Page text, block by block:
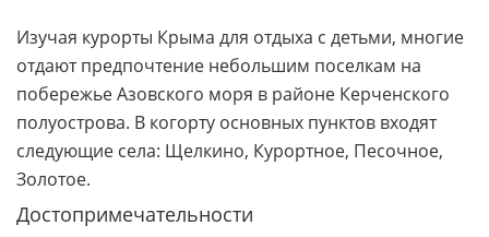
Изучая курорты Крыма для отдыха с детьми, многие
отдают предпочтение небольшим поселкам на
побережье Азовского моря в районе Керченского
полуострова. В когорту основных пунктов входят
следующие села: Щелкино, Курортное, Песочное,
Золотое.
Достопримечательности